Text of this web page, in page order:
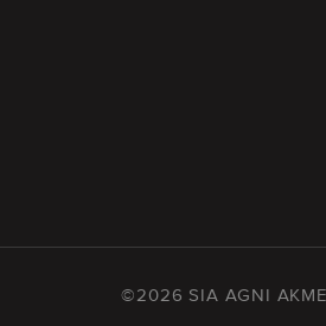
©2026 SIA AGNI